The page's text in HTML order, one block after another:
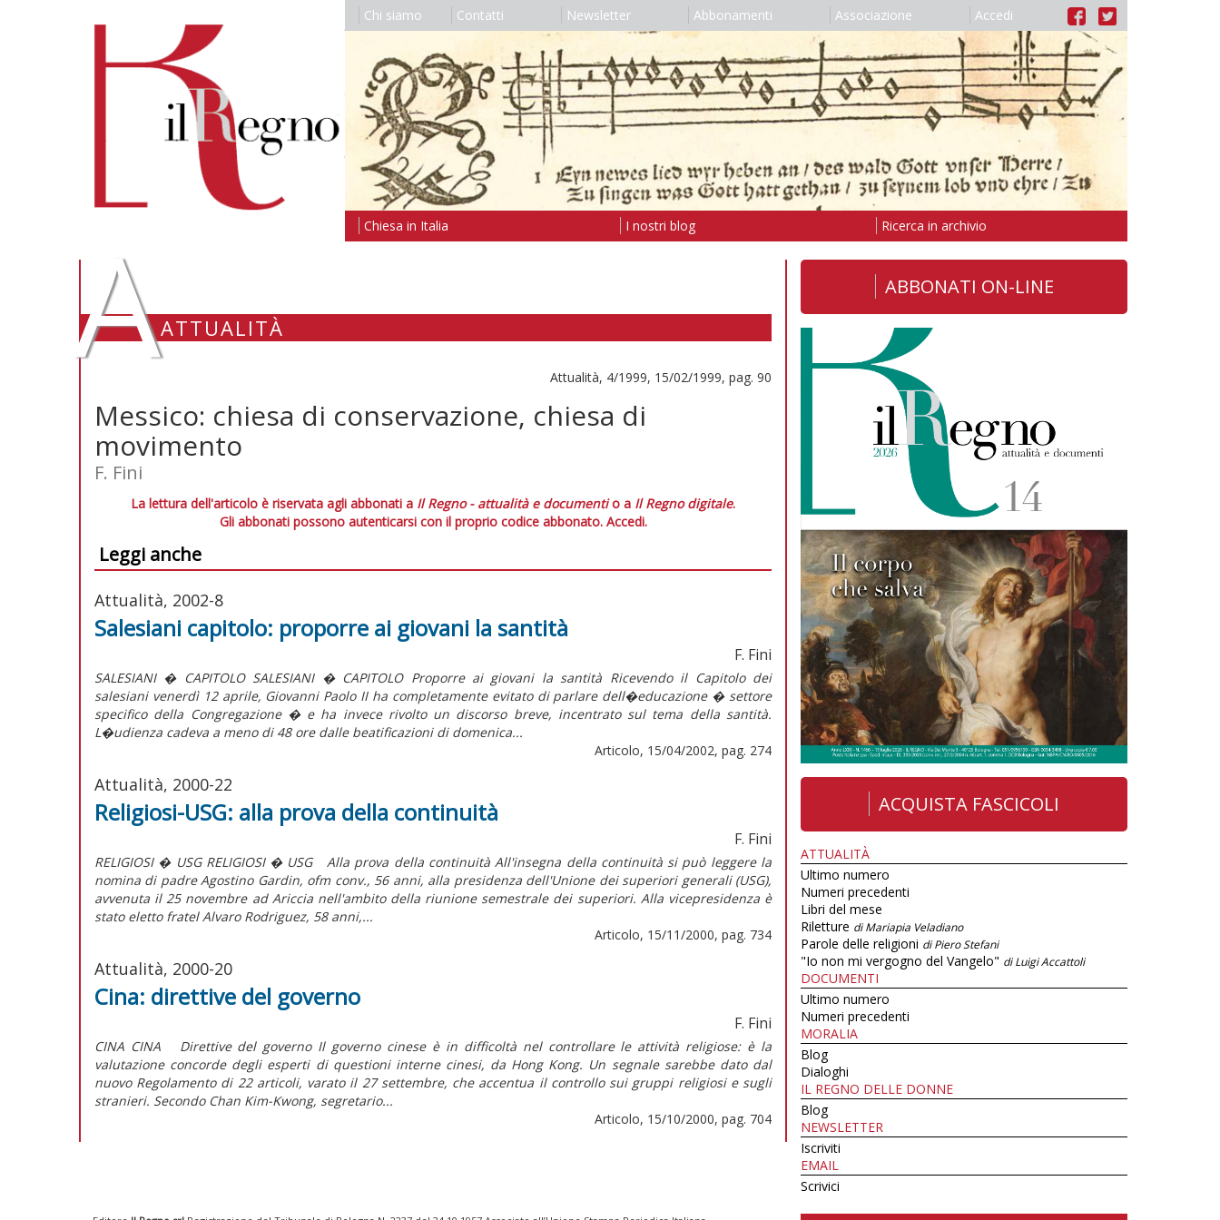
Chi siamo Contatti Newsletter Abbonamenti Associazione Accedi
Chiesa in Italia I nostri blog Ricerca in archivio
AATTUALITÀ
Attualità, 4/1999, 15/02/1999, pag. 90
Messico: chiesa di conservazione, chiesa di
movimento
F. Fini
La lettura dell'articolo è riservata agli abbonati a Il Regno - attualità e documentio a Il Regno digitale.
Gli abbonati possono autenticarsi con il proprio codice abbonato. Accedi.
Leggi anche
Attualità, 2002-8
Salesiani capitolo: proporre ai giovani la santità
F. Fini
SALESIANI � CAPITOLO SALESIANI � CAPITOLO Proporre ai giovani la santità Ricevendo il Capitolo dei
salesiani venerdì 12 aprile, Giovanni Paolo II ha completamente evitato di parlare dell�educazione � settore
specifico della Congregazione � e ha invece rivolto un discorso breve, incentrato sul tema della santità.
L�udienza cadeva a meno di 48 ore dalle beatificazioni di domenica...
Articolo, 15/04/2002, pag. 274
Attualità, 2000-22
Religiosi-USG: alla prova della continuità
F. Fini
RELIGIOSI � USG RELIGIOSI � USG Alla prova della continuità All'insegna della continuità si può leggere la
nomina di padre Agostino Gardin, ofm conv., 56 anni, alla presidenza dell'Unione dei superiori generali (USG),
avvenuta il 25 novembre ad Ariccia nell'ambito della riunione semestrale dei superiori. Alla vicepresidenza è
stato eletto fratel Alvaro Rodriguez, 58 anni,...
Articolo, 15/11/2000, pag. 734
Attualità, 2000-20
Cina: direttive del governo
F. Fini
CINA CINA Direttive del governo Il governo cinese è in difficoltà nel controllare le attività religiose: è la
valutazione concorde degli esperti di questioni interne cinesi, da Hong Kong. Un segnale sarebbe dato dal
nuovo Regolamento di 22 articoli, varato il 27 settembre, che accentua il controllo sui gruppi religiosi e sugli
stranieri. Secondo Chan Kim-Kwong, segretario...
Articolo, 15/10/2000, pag. 704
ABBONATI ON-LINE
ACQUISTA FASCICOLI
ATTUALITÀ
Ultimo numero
Numeri precedenti
Libri del mese
Riletture di Mariapia Veladiano
Parole delle religioni di Piero Stefani
"Io non mi vergogno del Vangelo" di Luigi Accattoli
DOCUMENTI
Ultimo numero
Numeri precedenti
MORALIA
Blog
Dialoghi
IL REGNO DELLE DONNE
Blog
NEWSLETTER
Iscriviti
EMAIL
Scrivici